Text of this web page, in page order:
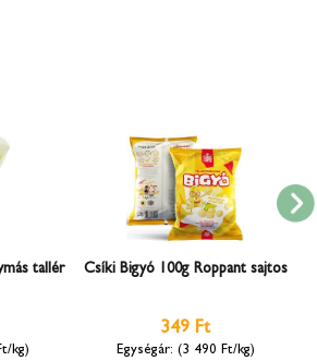
tallér
kg)
Csíki Bigyó 100g Roppant sajtos
349 Ft
(3 490 Ft/kg)